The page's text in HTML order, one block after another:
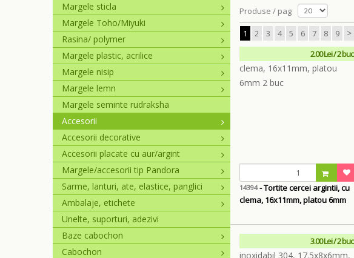
Margele sticla
Margele Toho/Miyuki
Rasina/ polymer
Margele plastic, acrilice
Margele nisip
Margele lemn
Margele seminte rudraksha
Accesorii
Accesorii decorative
Accesorii placate cu aur/argint
Margele/accesorii tip Pandora
Sarme, lanturi, ate, elastice, panglici
Ambalaje, etichete
Unelte, suporturi, adezivi
Baze cabochon
Cabochon
Produse / pag
1 2 3 4 5 6 7 8 9 >
2.00 Lei / 2 buc
14394- Tortite cercei argintii, cu
clema, 16x11mm, platou 6mm
3.00 Lei / 2 buc